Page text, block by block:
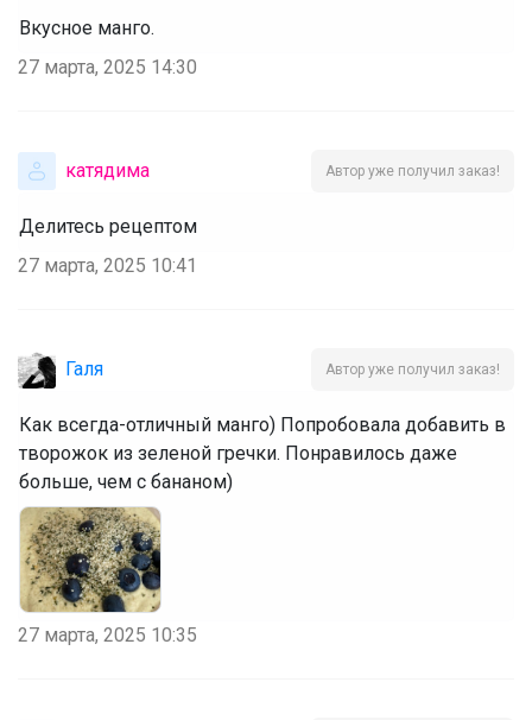
Вкусное манго.
27 марта, 2025 14:30
катядима Автор уже получил заказ!
Делитесь рецептом
27 марта, 2025 10:41
Галя Автор уже получил заказ!
Как всегда-отличный манго) Попробовала добавить в
творожок из зеленой гречки. Понравилось даже
больше, чем с бананом)
27 марта, 2025 10:35